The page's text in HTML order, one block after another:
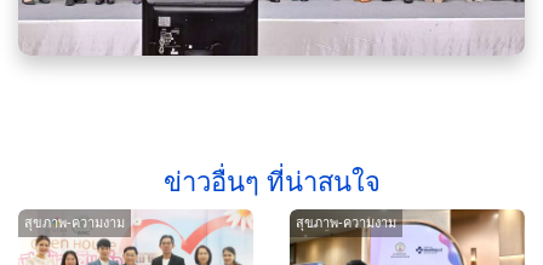
ข่าวอื่นๆ ที่น่าสนใจ
สุขภาพ-ความงาม สุขภาพ-ความงาม